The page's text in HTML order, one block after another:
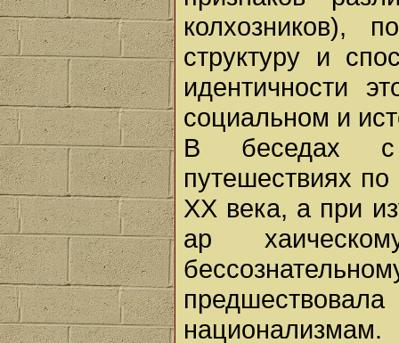
колхозников),
структуру и
идентичности
социальном и
В беседах с
путешествиях
XX века, а при
ар